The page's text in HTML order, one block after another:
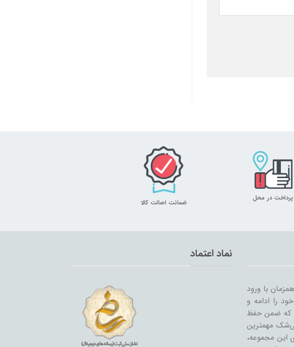
پرداخت در محل
ضمانت اصالت کالا
و همزمان با ورود
را ادامه و
که ضمن حفظ
مهمترین
این مجموعه،
نماد اعتماد